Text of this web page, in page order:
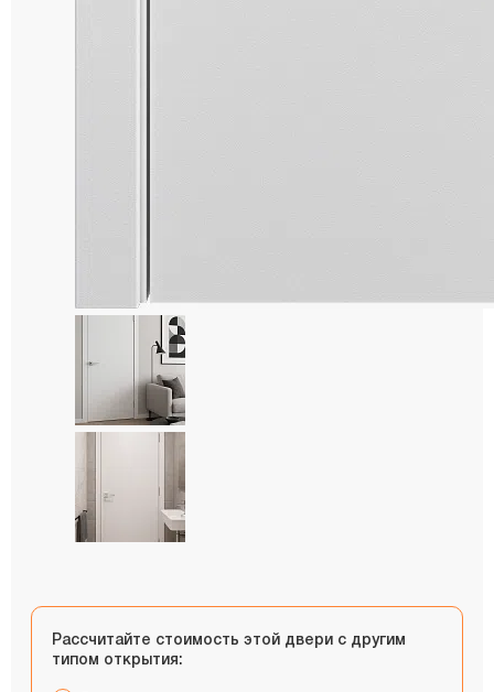
Рассчитайте стоимость этой двери с другим
типом открытия: